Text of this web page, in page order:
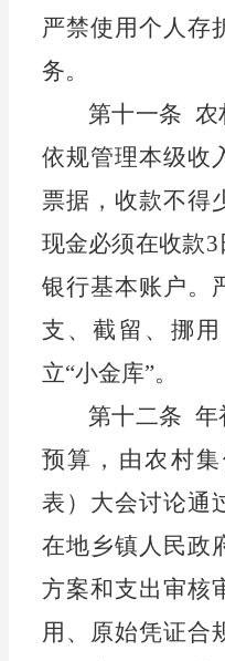
严禁使用个人存
务。
第十一条 农
依规管理本级收
票据，收款不得
现金必须在收款3
银行基本账户。
支、截留、挪
立“小金库”。
第十二条 年
预算，由农村
表）大会讨论通
在地乡镇人民政
方案和支出审核
用、原始凭证合